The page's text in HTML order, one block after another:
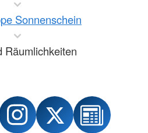
Sonnenschein
Räumlichkeiten